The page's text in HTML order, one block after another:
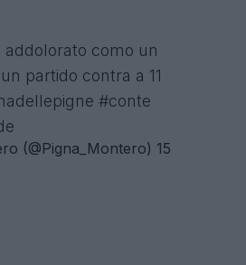
addolorato como un
partido contra a 11
#conte
(@Pigna_Montero) 15